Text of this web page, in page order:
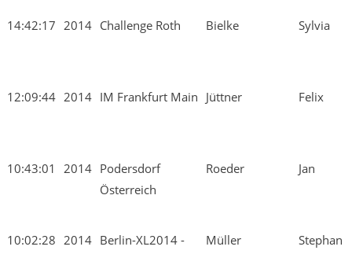
14:42:17 2014 Challenge Roth Bielke Sylvia
12:09:44 2014 IM Frankfurt Main Jüttner Felix
10:43:01 2014 Podersdorf
Österreich
Roeder Jan
10:02:28 2014 Berlin-XL2014 -
Müller Stephan